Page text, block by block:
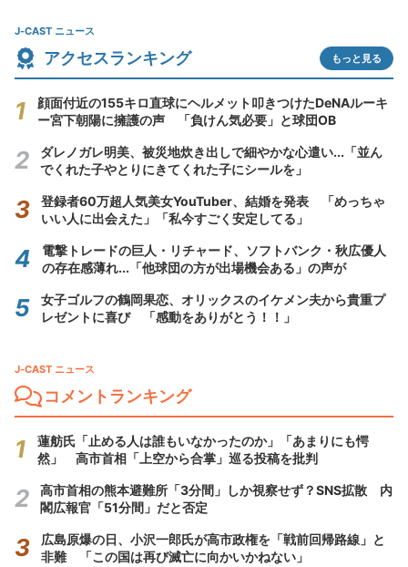
J-CAST ニュース
アクセスランキング もっと見る
顔面付近の155キロ直球にヘルメット叩きつけたDeNAルーキ
ー宮下朝陽に擁護の声 「負けん気必要」と球団OB
ダレノガレ明美、被災地炊き出しで細やかな心遣い...「並ん
でくれた子やとりにきてくれた子にシールを」
登録者60万超人気美女YouTuber、結婚を発表 「めっちゃ
いい人に出会えた」「私今すごく安定してる」
電撃トレードの巨人・リチャード、ソフトバンク・秋広優人
の存在感薄れ...「他球団の方が出場機会ある」の声が
女子ゴルフの鶴岡果恋、オリックスのイケメン夫から貴重プ
レゼントに喜び 「感動をありがとう！！」
J-CAST ニュース
コメントランキング
蓮舫氏「止める人は誰もいなかったのか」「あまりにも愕
然」 高市首相「上空から合掌」巡る投稿を批判
高市首相の熊本避難所「3分間」しか視察せず？SNS拡散 内
閣広報官「51分間」だと否定
広島原爆の日、小沢一郎氏が高市政権を「戦前回帰路線」と
非難 「この国は再び滅亡に向かいかねない」